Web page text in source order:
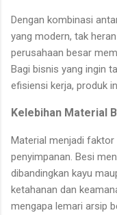
Dengan kombinasi
yang modern, tak
perusahaan besar
Bagi bisnis yang ingin
efisiensi kerja, produk
Kelebihan Material
Material menjadi
penyimpanan. Besi
dibandingkan kayu
ketahanan dan
mengapa lemari arsip